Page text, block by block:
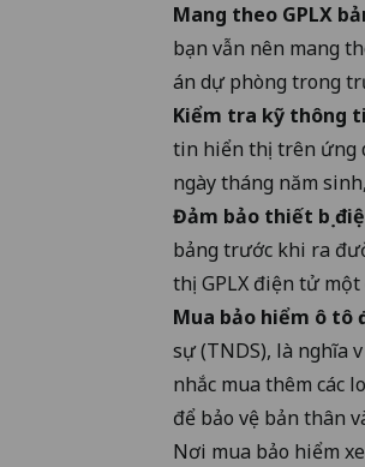
Mang theo GPLX
bạn vẫn nên mang
án dự phòng trong
Kiểm tra kỹ thông
tin hiển thị trên ứng
ngày tháng năm
Đảm bảo thiết bị
bảng trước khi ra
thị GPLX điện tử một
Mua bảo hiểm ô tô
sự(TNDS), là nghĩa
nhắc mua thêm các
để bảo vệ bản thân
Nơi mua bảo hiểm